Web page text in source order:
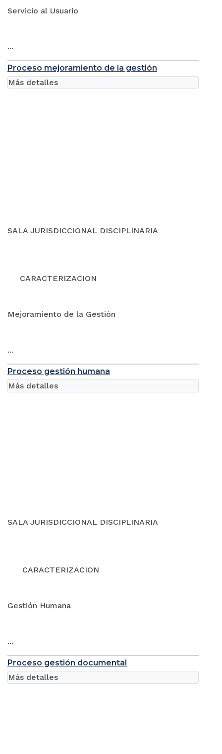
Servicio al Usuario
...
Proceso mejoramiento de la gestión
SALA JURISDICCIONAL DISCIPLINARIA
CARACTERIZACION
Mejoramiento de la Gestión
...
Más detalles
Proceso gestión humana
SALA JURISDICCIONAL DISCIPLINARIA
CARACTERIZACION
Gestión Humana
...
Más detalles
Proceso gestión documental
Más detalles